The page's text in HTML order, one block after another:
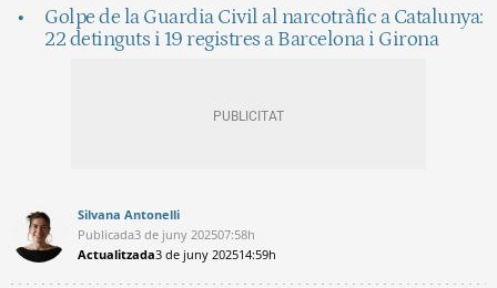
Golpe de la Guardia Civil al narcotràfic a Catalunya:
22 detinguts i 19 registres a Barcelona i Girona
Silvana Antonelli
Publicada3 de juny 202507:58h
Actualitzada3 de juny 202514:59h